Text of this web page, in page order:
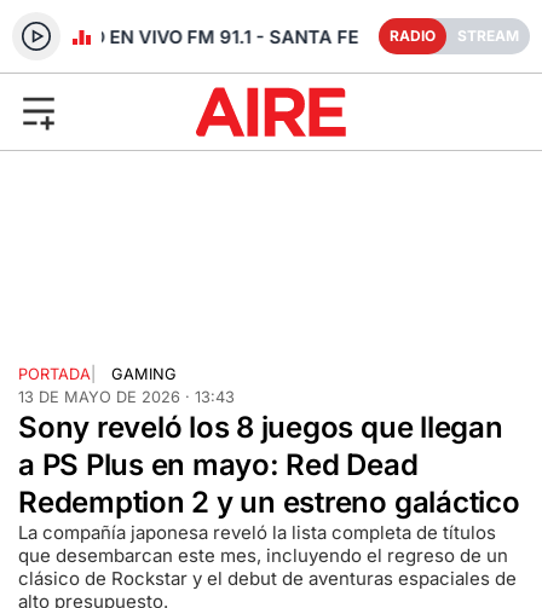
RADIO EN VIVO FM 91.1 - SANTA FE RADIO STREAM
PORTADA
GAMING
13 DE MAYO DE 2026 · 13:43
Sony reveló los 8 juegos que llegan
a PS Plus en mayo: Red Dead
Redemption 2 y un estreno galáctico
La compañía japonesa reveló la lista completa de títulos
que desembarcan este mes, incluyendo el regreso de un
clásico de Rockstar y el debut de aventuras espaciales de
alto presupuesto.